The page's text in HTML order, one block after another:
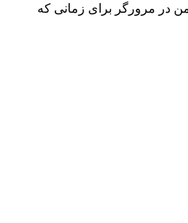
در مرورگر برای زمانی که